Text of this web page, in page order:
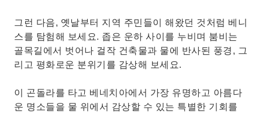
그런 다음, 옛날부터 지역 주민들이 해왔던 것처럼 베니
스를 탐험해 보세요. 좁은 운하 사이를 누비며 붐비는
골목길에서 벗어나 걸작 건축물과 물에 반사된 풍경, 그
리고 평화로운 분위기를 감상해 보세요.
이 곤돌라를 타고 베네치아에서 가장 유명하고 아름다
운 명소들을 물 위에서 감상할 수 있는 특별한 기회를